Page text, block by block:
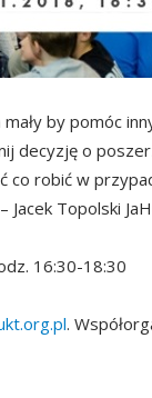
by pomóc
decyzję o
robić w
Topolski
16:30-18:30
.